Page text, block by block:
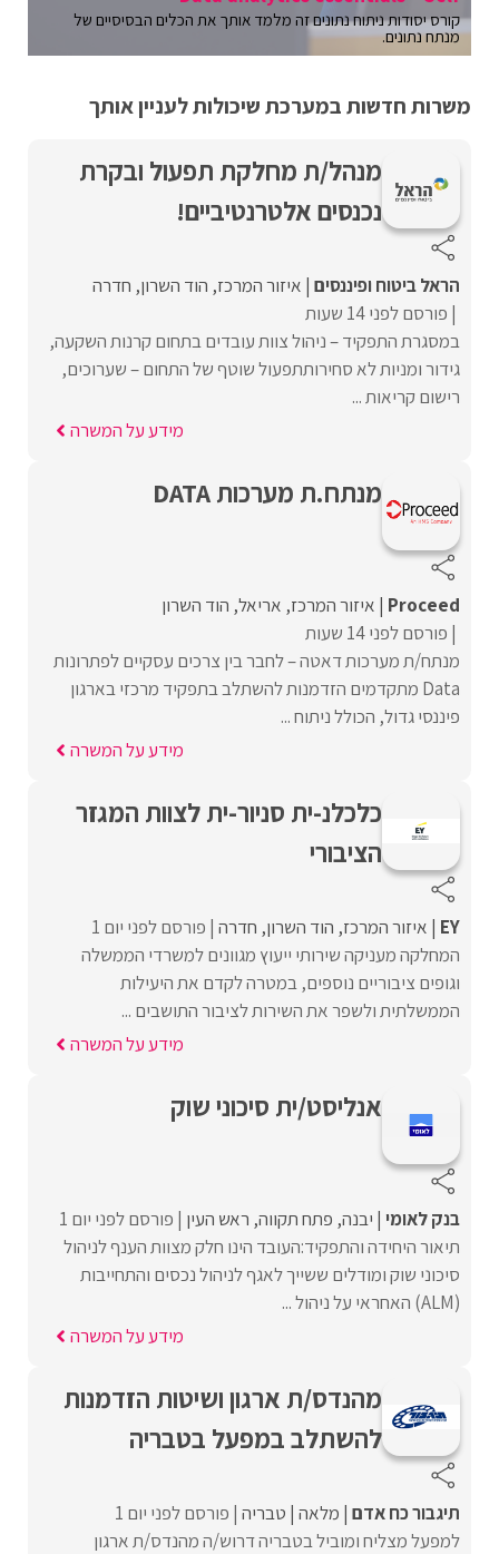
קורס יסודות ניתוח נתונים זה מלמד אותך את הכלים הבסיסיים של
מנתח נתונים.
משרות חדשות במערכת שיכולות לעניין אותך
מנהל/ת מחלקת תפעול ובקרת
נכנסים אלטרנטיביים!
הראל ביטוח ופיננסים איזור המרכז הוד השרון חדרה
פורסם לפני 14 שעות
במסגרת התפקיד – ניהול צוות עובדים בתחום קרנות השקעה,
גידור ומניות לא סחירותתפעול שוטף של התחום – שערוכים,
רישום קריאות ...
מידע על המשרה
מנתח.ת מערכות DATA
Proceed‏ איזור המרכז אריאל הוד השרון
פורסם לפני 14 שעות
מנתח/ת מערכות דאטה – לחבר בין צרכים עסקיים לפתרונות
Data מתקדמים הזדמנות להשתלב בתפקיד מרכזי בארגון
פיננסי גדול, הכולל ניתוח ...
מידע על המשרה
כלכלנ-ית סניור-ית לצוות המגזר
הציבורי
EY איזור המרכז הוד השרון חדרה פורסם לפני יום 1
המחלקה מעניקה שירותי ייעוץ מגוונים למשרדי הממשלה
וגופים ציבוריים נוספים, במטרה לקדם את היעילות
הממשלתית ולשפר את השירות לציבור התושבים ...
מידע על המשרה
אנליסט/ית סיכוני שוק
בנק לאומי יבנה פתח תקווה ראש העין פורסם לפני יום 1
תיאור היחידה והתפקיד:העובד הינו חלק מצוות הענף לניהול
סיכוני שוק ומודלים ששייך לאגף לניהול נכסים והתחייבות
(ALM) האחראי על ניהול ...
מידע על המשרה
מהנדס/ת ארגון ושיטות הזדמנות
להשתלב במפעל בטבריה
תיגבור כח אדם מלאה טבריה פורסם לפני יום 1
למפעל מצליח ומוביל בטבריה דרוש/ה מהנדס/ת ארגון